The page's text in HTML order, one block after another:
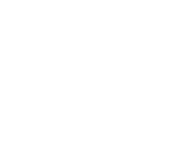
Los memes para
Utilizar estos elementos
ni pasará de moda para
del diseño. Desde los
hasta el día de hoy,
que de manera cotidiana